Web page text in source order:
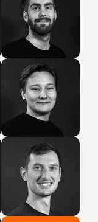
Jan
Entwicklung
Barbara
Entwicklung
Branimir
Entwicklung